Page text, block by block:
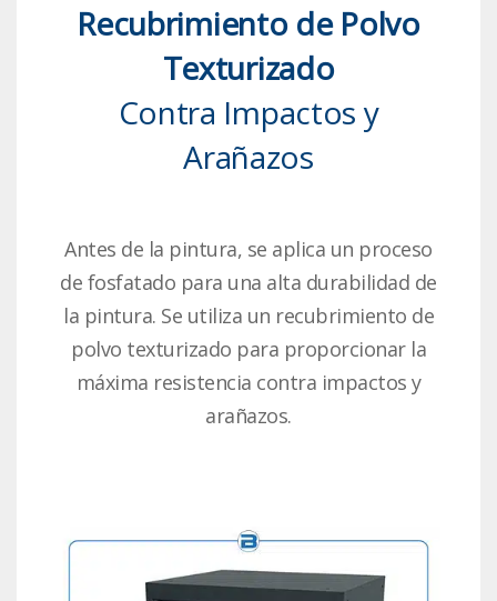
Recubrimiento de Polvo
Texturizado
Contra Impactos y
Arañazos
Antes de la pintura, se aplica un proceso
de fosfatado para una alta durabilidad de
la pintura. Se utiliza un recubrimiento de
polvo texturizado para proporcionar la
máxima resistencia contra impactos y
arañazos.